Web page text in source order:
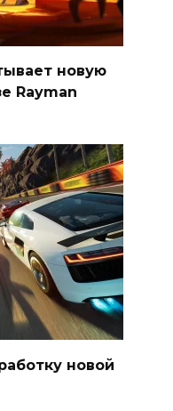
новую
Rayman
новой